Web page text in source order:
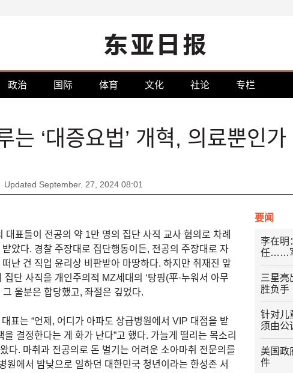
政治 国际 体育 文化 社论 专栏
는 ‘대증요법’ 개혁, 의료뿐인가
Updated September. 27, 2024 08:01
대표들이 전공의 약 1만 명의 집단 사직 교사 혐의로 차례
았다. 경찰 주장대로 집단행동이든, 전공의 주장대로 자
난 건 직업 윤리상 비판받아 마땅하다. 하지만 취재진 앞
단 사직을 개인주의적 MZ세대의 ‘탕핑(平·누워서 아무
울분은 합당했고, 좌절은 깊었다.
표는 “언제, 어디가 아파도 상급병원에서 VIP 대접을 받
결정한다는 게 화가 난다”고 했다. 가늘게 떨리는 목소리
다. 마취과 전공의로 돈 벌기는 어려운 소아마취 전문의를
원에서 밤낮으로 일하던 대한민국 청년이라는 한성존 서
要闻
李在明
任……
三星亮
胜负手
针对儿
须由公
美国政
件